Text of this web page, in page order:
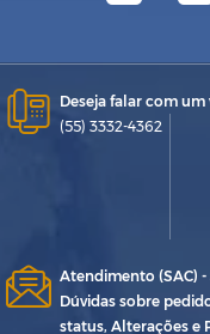
Deseja falar com
(55) 3332-4362
Atendimento (SAC) -
Dúvidas sobre
status, Alterações e